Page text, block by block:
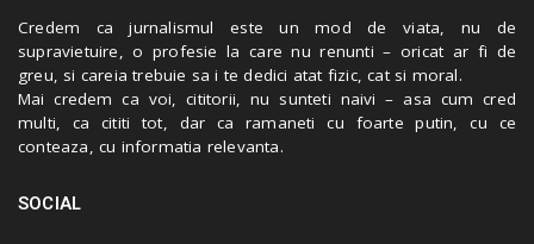
Credem ca jurnalismul este un mod de viata, nu de
supravietuire, o profesie la care nu renunti – oricat ar fi de
greu, si careia trebuie sa i te dedici atat fizic, cat si moral.
Mai credem ca voi, cititorii, nu sunteti naivi – asa cum cred
multi, ca cititi tot, dar ca ramaneti cu foarte putin, cu ce
conteaza, cu informatia relevanta.
SOCIAL